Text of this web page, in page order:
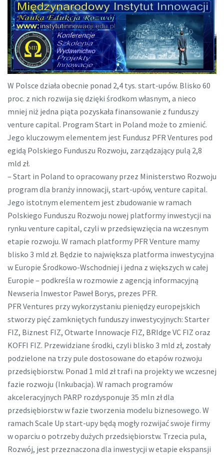
W Polsce działa obecnie ponad 2,4 tys. start-upów. Blisko 60
proc. z nich rozwija się dzięki środkom własnym, a nieco
mniej niż jedna piąta pozyskała finansowanie z funduszy
venture capital. Program Start in Poland może to zmienić.
Jego kluczowym elementem jest Fundusz PFR Ventures pod
egidą Polskiego Funduszu Rozwoju, zarządzający pulą 2,8
mld zł.
– Start in Poland to opracowany przez Ministerstwo Rozwoju
program dla branży innowacji, start-upów, venture capital.
Jego istotnym elementem jest zbudowanie w ramach
Polskiego Funduszu Rozwoju nowej platformy inwestycji na
rynku venture capital, czyli w przedsięwzięcia na wczesnym
etapie rozwoju. W ramach platformy PFR Venture mamy
blisko 3 mld zł. Będzie to największa platforma inwestycyjna
w Europie Środkowo-Wschodniej i jedna z większych w całej
Europie – podkreśla w rozmowie z agencją informacyjną
Newseria Inwestor Paweł Borys, prezes PFR.
PFR Ventures przy wykorzystaniu pieniędzy europejskich
stworzy pięć zamkniętych funduszy inwestycyjnych: Starter
FIZ, Biznest FIZ, Otwarte Innowacje FIZ, BRIdge VC FIZ oraz
KOFFI FIZ. Przewidziane środki, czyli blisko 3 mld zł, zostały
podzielone na trzy pule dostosowane do etapów rozwoju
przedsiębiorstw. Ponad 1 mld zł trafi na projekty we wczesnej
fazie rozwoju (Inkubacja). W ramach programów
akceleracyjnych PARP rozdysponuje 35 mln zł dla
przedsiębiorstw w fazie tworzenia modelu biznesowego. W
ramach Scale Up start-upy będą mogły rozwijać swoje firmy
w oparciu o potrzeby dużych przedsiębiorstw. Trzecia pula,
Rozwój, jest przeznaczona dla inwestycji w etapie ekspansji